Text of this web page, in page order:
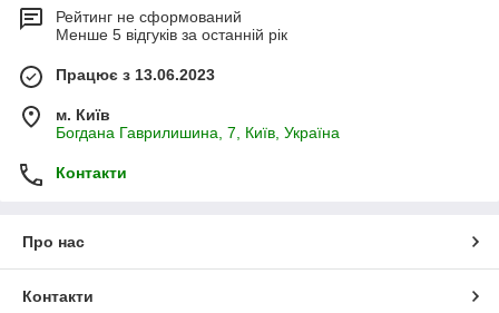
Рейтинг не сформований
Менше 5 відгуків за останній рік
Працює з 13.06.2023
м. Київ
Богдана Гаврилишина, 7, Київ, Україна
Контакти
Про нас
Контакти